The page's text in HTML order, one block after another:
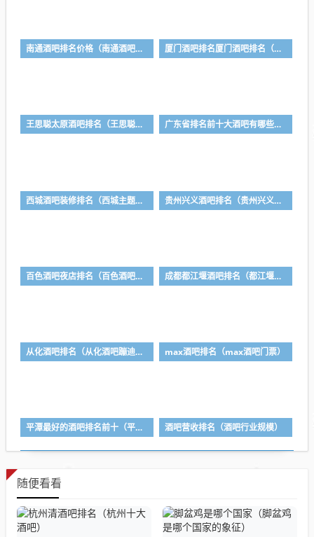
南通酒吧排名价格（南通酒吧排名价格一览表） 厦门酒吧排名厦门酒吧排名（2020厦门最火的酒吧）
王思聪太原酒吧排名（王思聪去酒吧花多少钱） 广东省排名前十大酒吧有哪些（广东最好的酒吧是哪一家）
西城酒吧装修排名（西城主题ktv） 贵州兴义酒吧排名（贵州兴义酒吧排名榜）
百色酒吧夜店排名（百色酒吧夜店排名前十） 成都都江堰酒吧排名（都江堰比较有特色的酒吧）
从化酒吧排名（从化酒吧蹦迪哪里好玩） max酒吧排名（max酒吧门票）
平潭最好的酒吧排名前十（平潭有什么蹦迪的酒吧） 酒吧营收排名（酒吧行业规模）
随便看看